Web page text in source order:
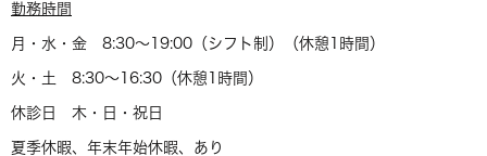
勤務時間
月・水・金 8:30〜19:00（シフト制）（休憩1時間）
火・土 8:30〜16:30（休憩1時間）
休診日 木・日・祝日
夏季休暇、年末年始休暇、あり